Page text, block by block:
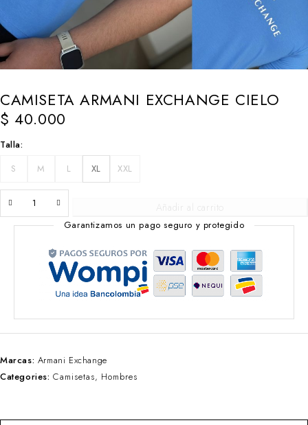
CAMISETA ARMANI EXCHANGE CIELO
$ 40.000
Talla
S
M L XL XXL
Añadir al carrito
Garantizamos un pago seguro y protegido
Marcas: Armani Exchange
Categories:Camisetas, Hombres